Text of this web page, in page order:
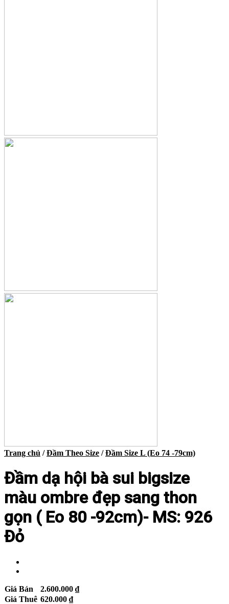
Trang chủ / Đầm Theo Size / Đầm Size L (Eo 74 -79cm)
Đầm dạ hội bà sui bigsize
màu ombre đẹp sang thon
gọn ( Eo 80 -92cm)- MS: 926
Đỏ
Giá Bán 2.600.000 ₫
Giá Thuê 620.000 ₫